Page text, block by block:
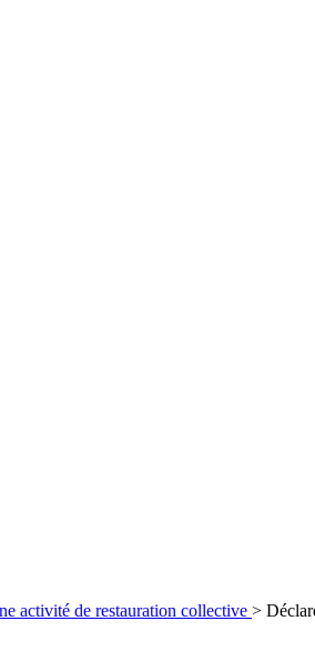
activité de restauration collective >